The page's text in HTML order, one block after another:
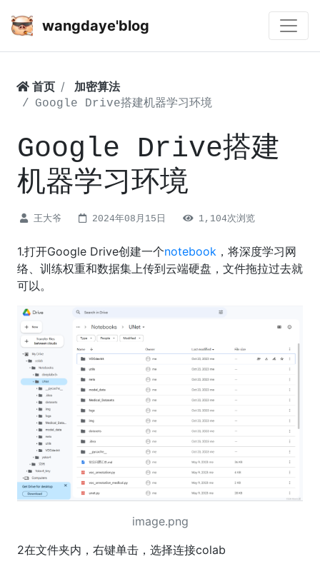
wangdaye'blog
首页 加密算法
Google Drive搭建机器学习环境
Google Drive搭建
机器学习环境
王大爷 2024年08月15日 1,104次浏览
1.打开Google Drive创建一个notebook ，将深度学习网
络、训练权重和数据集上传到云端硬盘，文件拖拉过去就
可以。
image.png
2在文件夹内，右键单击，选择连接colab